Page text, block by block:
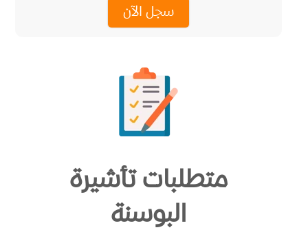
سجل الآن
متطلبات تأشيرة
البوسنة